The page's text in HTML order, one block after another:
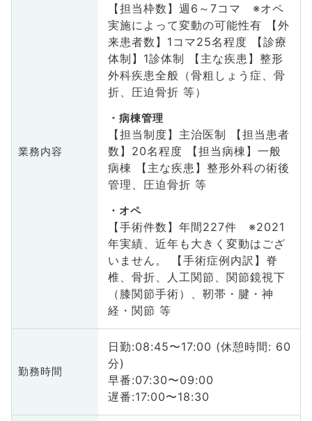
業務内容
【担当枠数】週6～7コマ ※オペ
実施によって変動の可能性有 【外
来患者数】1コマ25名程度 【診療
体制】1診体制 【主な疾患】整形
外科疾患全般（骨粗しょう症、骨
折、圧迫骨折 等）
病棟管理
【担当制度】主治医制 【担当患者
数】20名程度 【担当病棟】一般
病棟 【主な疾患】整形外科の術後
管理、圧迫骨折 等
オペ
【手術件数】年間227件 ※2021
年実績、近年も大きく変動はござ
いません。 【手術症例内訳】脊
椎、骨折、人工関節、関節鏡視下
（膝関節手術）、靭帯・腱・神
経・関節 等
勤務時間
日勤:08:45〜17:00 (休憩時間: 60
分)
早番:07:30〜09:00
遅番:17:00〜18:30